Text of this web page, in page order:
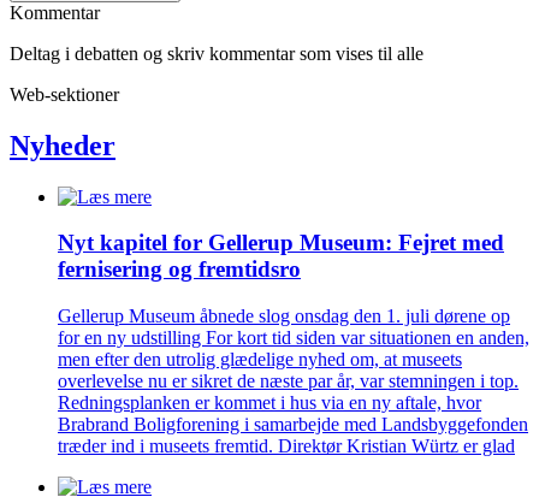
Kommentar
Deltag i debatten og skriv kommentar som vises til alle
Web-sektioner
Nyheder
Nyt kapitel for Gellerup Museum: Fejret med
fernisering og fremtidsro
Gellerup Museum åbnede slog onsdag den 1. juli dørene op
for en ny udstilling For kort tid siden var situationen en anden,
men efter den utrolig glædelige nyhed om, at museets
overlevelse nu er sikret de næste par år, var stemningen i top.
Redningsplanken er kommet i hus via en ny aftale, hvor
Brabrand Boligforening i samarbejde med Landsbyggefonden
træder ind i museets fremtid. Direktør Kristian Würtz er glad